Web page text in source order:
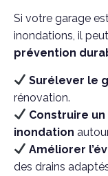
Si votre garage
inondations, il
prévention
Surélever le
rénovation.
Construire
inondation
Améliorer
des drains